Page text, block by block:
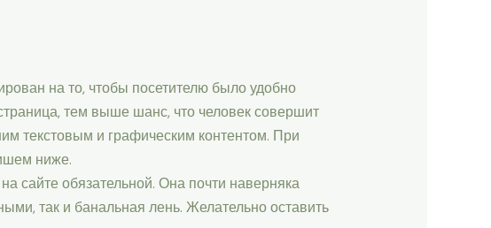
на то, чтобы посетителю было удобно
тем выше шанс, что человек совершит
текстовым и графическим контентом. При
ниже.
сайте обязательной. Она почти наверняка
так и банальная лень. Желательно оставить